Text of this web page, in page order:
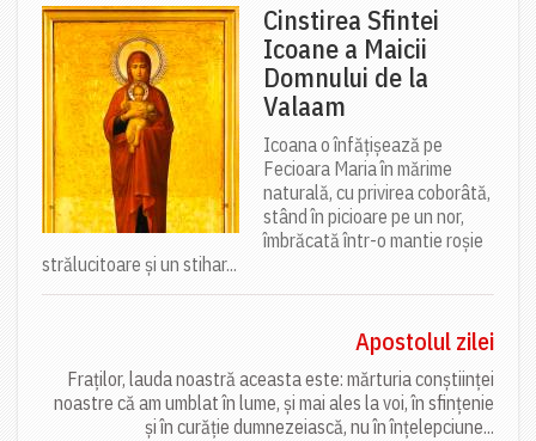
Cinstirea Sfintei
Icoane a Maicii
Domnului de la
Valaam
Icoana o înfățișează pe
Fecioara Maria în mărime
naturală, cu privirea coborâtă,
stând în picioare pe un nor,
îmbrăcată într-o mantie roșie
strălucitoare și un stihar...
Apostolul zilei
Fraților, lauda noastră aceasta este: mărturia conștiinței
noastre că am umblat în lume, și mai ales la voi, în sfințenie
și în curăție dumnezeiască, nu în înțelepciune...